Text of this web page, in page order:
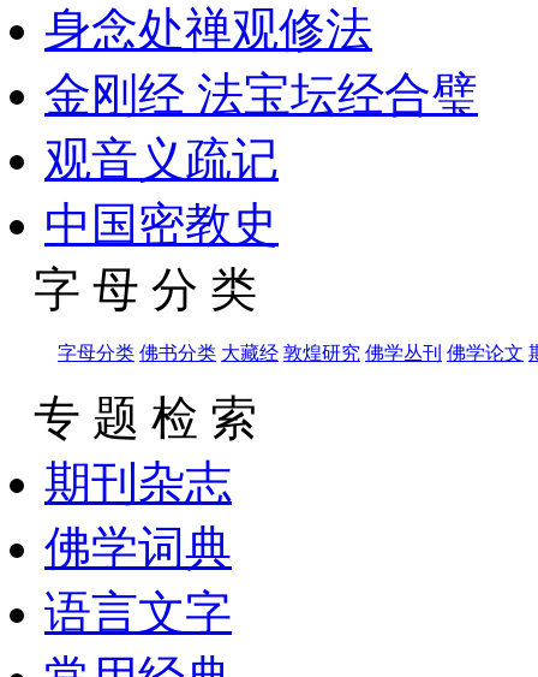
身念处禅观修法
金刚经 法宝坛经合璧
观音义疏记
中国密教史
字 母 分 类
字母分类 佛书分类 大藏经 敦煌研究 佛学丛刊 佛学论文
专 题 检 索
期刊杂志
佛学词典
语言文字